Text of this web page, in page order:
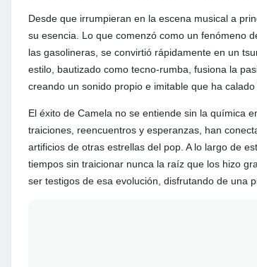
Desde que irrumpieran en la escena musical a
su esencia. Lo que comenzó como un fenómeno
las gasolineras, se convirtió rápidamente en un
estilo, bautizado como tecno-rumba, fusiona la
creando un sonido propio e imitable que ha
El éxito de Camela no se entiende sin la química
traiciones, reencuentros y esperanzas, han
artificios de otras estrellas del pop. A lo largo de
tiempos sin traicionar nunca la raíz que los hizo
ser testigos de esa evolución, disfrutando de una